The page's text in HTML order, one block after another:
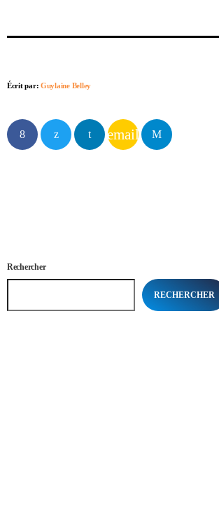
Écrit par:Guylaine Belley
email
Rechercher
RECHERCHER